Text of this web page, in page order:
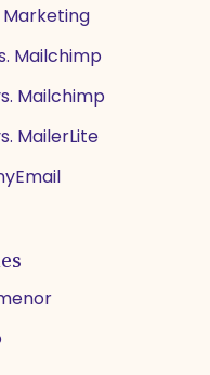
Mailchimp
Mailchimp
MailerLite